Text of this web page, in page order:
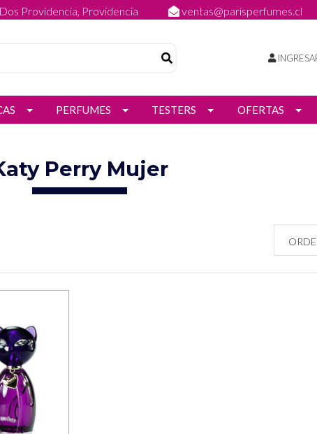
Providencia, Providencia ventas@parisperfumes.cl
PERFUMES TESTERS OFERTAS
Perry Mujer